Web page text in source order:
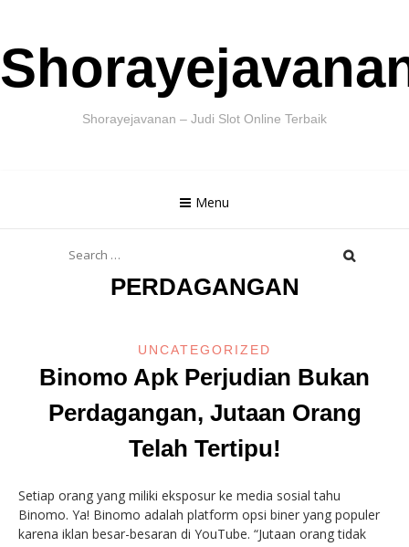
to
content
Shorayejavanan – Judi Slot Online Terbaik
Menu
for:
PERDAGANGAN
UNCATEGORIZED
Binomo Apk Perjudian Bukan
Perdagangan, Jutaan Orang
Telah Tertipu!
Setiap orang yang miliki eksposur ke media sosial tahu
Binomo. Ya! Binomo adalah platform opsi biner yang populer
karena iklan besar-besaran di YouTube. “Jutaan orang tidak